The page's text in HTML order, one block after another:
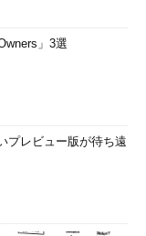
」3選
プレビュー版が待ち遠